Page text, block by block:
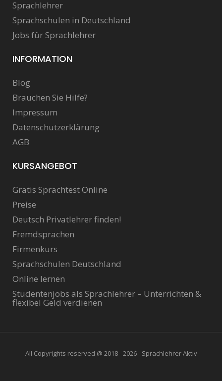
Sprachlehrer
Sprachschulen in Deutschland
Jobs für Sprachlehrer
INFORMATION
Blog
Brauchen Sie Hilfe?
Impressum
Datenschutzerklärung
AGB
KURSANGEBOT
Gratis Sprachtest Online
Preise
Deutsch Privatlehrer finden!
Fremdsprachen
Firmenkurs
Sprachschulen Deutschland
Online lernen
Studentenjobs als Sprachlehrer – Unterrichten &
flexibel Geld verdienen
All Copyrights reserved @ 2018 - 2026 - Sprachlehrer Aktiv